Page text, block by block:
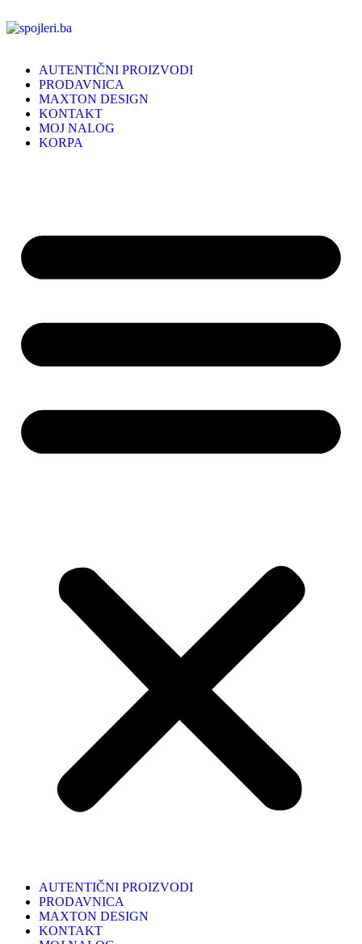
AUTENTIČNI PROIZVODI
PRODAVNICA
MAXTON DESIGN
KONTAKT
MOJ NALOG
KORPA
AUTENTIČNI PROIZVODI
PRODAVNICA
MAXTON DESIGN
KONTAKT